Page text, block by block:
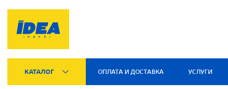
КАТАЛОГ ОПЛАТА И ДОСТАВКА УСЛУГИ